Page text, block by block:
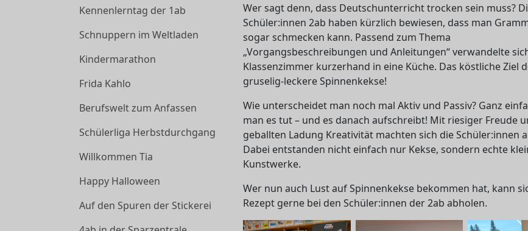
Kennenlerntag der 1ab
Schnuppern im Weltladen
Kindermarathon
Frida Kahlo
Berufswelt zum Anfassen
Schülerliga Herbstdurchgang
Willkommen Tia
Happy Halloween
Auf den Spuren der Stickerei
Wer sagt denn, dass Deutschunterricht trocken sein muss?
Schüler:innen 2ab haben kürzlich bewiesen, dass man
sogar schmecken kann. Passend zum Thema
„Vorgangsbeschreibungen und Anleitungen“ verwandelte
Klassenzimmer kurzerhand in eine Küche. Das köstliche Ziel
gruselig-leckere Spinnenkekse!
Wie unterscheidet man noch mal Aktiv und Passiv? Ganz
man es tut – und es danach aufschreibt! Mit riesiger Freude
geballten Ladung Kreativität machten sich die Schüler:innen
Dabei entstanden nicht einfach nur Kekse, sondern echte
Kunstwerke.
Wer nun auch Lust auf Spinnenkekse bekommen hat, kann
Rezept gerne bei den Schüler:innen der 2ab abholen.